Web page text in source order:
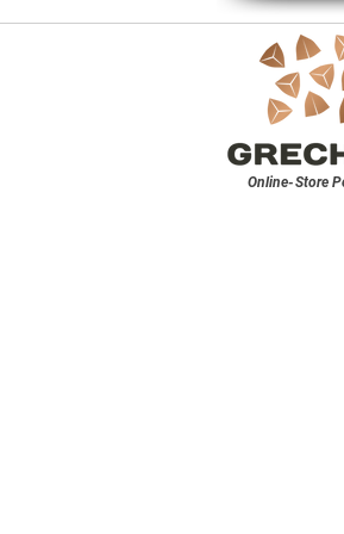
Online-Store